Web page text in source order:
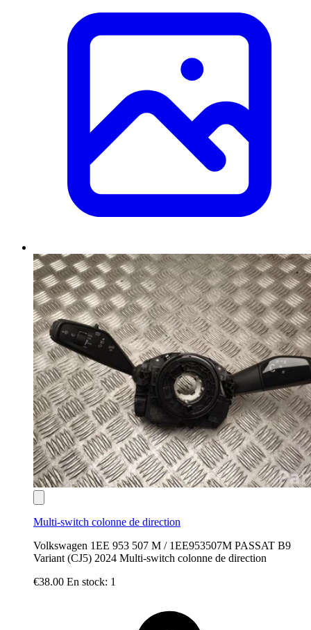
Multi-switch colonne de direction
Volkswagen 1EE 953 507 M / 1EE953507M PASSAT B9
Variant (CJ5) 2024 Multi-switch colonne de direction
€38.00 En stock: 1